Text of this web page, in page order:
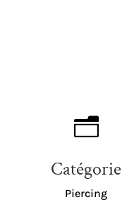
n
Catégorie
Piercing